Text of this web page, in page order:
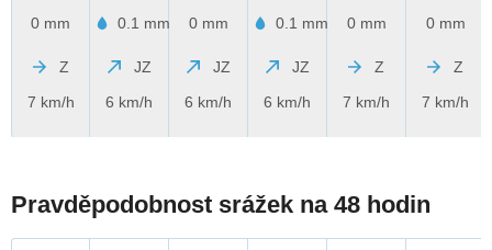
0 mm
Z
7 km/h
0.1 mm
JZ
6 km/h
0 mm
JZ
6 km/h
0.1 mm
JZ
6 km/h
0 mm
Z
7 km/h
0 mm
Z
7 km/h
Pravděpodobnost srážek na 48 hodin